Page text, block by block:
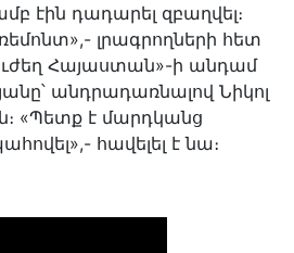
էին դադարել զբաղվել։
լրագրողների հետ
Հայաստան»-ի անդամ
անդրադառնալով Նիկոլ
«Պետք է մարդկանց
հավելել է նա։